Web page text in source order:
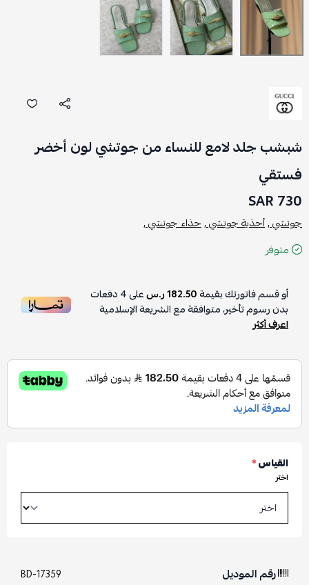
شبشب جلد لامع للنساء من جوتشي لون أخضر
فستقي
730 SAR
جوتشي ,أحذية جوتشي ,حذاء جوتشي ,
متوفر
أو قسم فاتورتك بقيمة182.50 ر.س على4دفعات
بدون رسوم تأخير، متوافقة مع الشريعة الإسلامية
اعرف أكثر
القياس*
اختر
رقم الموديل BD-17359